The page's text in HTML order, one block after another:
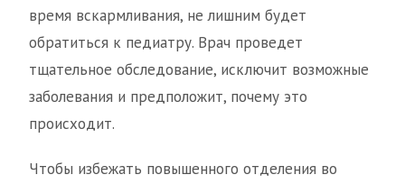
время вскармливания, не лишним будет
обратиться к педиатру. Врач проведет
тщательное обследование, исключит возможные
заболевания и предположит, почему это
происходит.
Чтобы избежать повышенного отделения во